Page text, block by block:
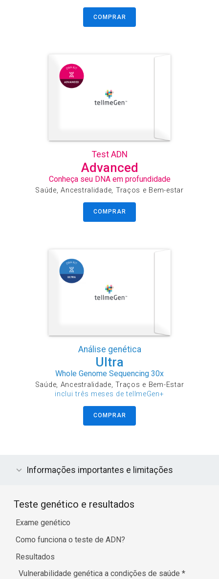
COMPRAR
Test ADN
Advanced
Conheça seu DNA em profundidade
Saúde, Ancestralidade, Traços e Bem-estar
COMPRAR
Análise genética
Ultra
Whole Genome Sequencing 30x
Saúde, Ancestralidade, Traços e Bem-Estar
inclui três meses de tellmeGen+
COMPRAR
Informações importantes e limitações
Teste genético e resultados
Exame genético
Como funciona o teste de ADN?
Resultados
Vulnerabilidade genética a condições de saúde*